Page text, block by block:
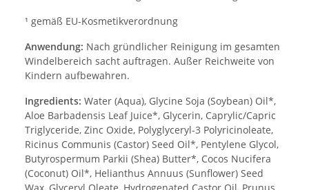
¹ gemäß EU-Kosmetikverordnung
Anwendung: Nach gründlicher Reinigung im gesamten
Windelbereich sacht auftragen. Außer Reichweite von
Kindern aufbewahren.
Ingredients: Water (Aqua), Glycine Soja (Soybean) Oil*,
Aloe Barbadensis Leaf Juice*, Glycerin, Caprylic/Capric
Triglyceride, Zinc Oxide, Polyglyceryl-3 Polyricinoleate,
Ricinus Communis (Castor) Seed Oil*, Pentylene Glycol,
Butyrospermum Parkii (Shea) Butter*, Cocos Nucifera
(Coconut) Oil*, Helianthus Annuus (Sunflower) Seed